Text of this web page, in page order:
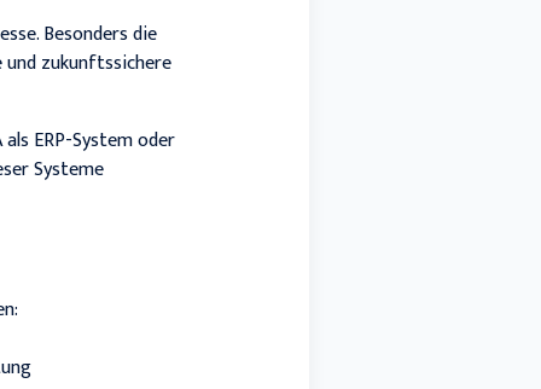
Besonders die
zukunftssichere
ERP-System oder
Systeme